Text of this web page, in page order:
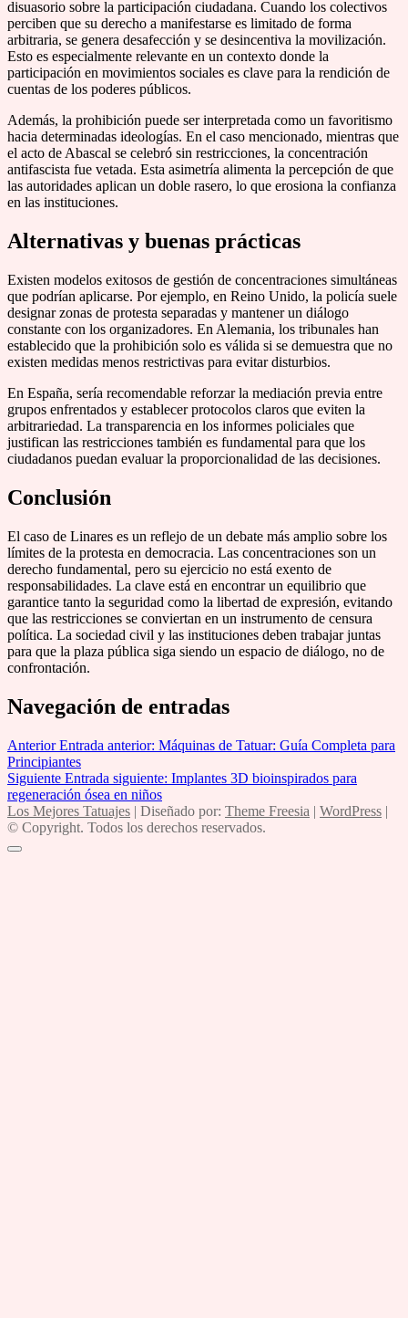
disuasorio sobre la participación ciudadana. Cuando los colectivos
perciben que su derecho a manifestarse es limitado de forma
arbitraria, se genera desafección y se desincentiva la movilización.
Esto es especialmente relevante en un contexto donde la
participación en movimientos sociales es clave para la rendición de
cuentas de los poderes públicos.
Además, la prohibición puede ser interpretada como un favoritismo
hacia determinadas ideologías. En el caso mencionado, mientras que
el acto de Abascal se celebró sin restricciones, la concentración
antifascista fue vetada. Esta asimetría alimenta la percepción de que
las autoridades aplican un doble rasero, lo que erosiona la confianza
en las instituciones.
Alternativas y buenas prácticas
Existen modelos exitosos de gestión de concentraciones simultáneas
que podrían aplicarse. Por ejemplo, en Reino Unido, la policía suele
designar zonas de protesta separadas y mantener un diálogo
constante con los organizadores. En Alemania, los tribunales han
establecido que la prohibición solo es válida si se demuestra que no
existen medidas menos restrictivas para evitar disturbios.
En España, sería recomendable reforzar la mediación previa entre
grupos enfrentados y establecer protocolos claros que eviten la
arbitrariedad. La transparencia en los informes policiales que
justifican las restricciones también es fundamental para que los
ciudadanos puedan evaluar la proporcionalidad de las decisiones.
Conclusión
El caso de Linares es un reflejo de un debate más amplio sobre los
límites de la protesta en democracia. Las concentraciones son un
derecho fundamental, pero su ejercicio no está exento de
responsabilidades. La clave está en encontrar un equilibrio que
garantice tanto la seguridad como la libertad de expresión, evitando
que las restricciones se conviertan en un instrumento de censura
política. La sociedad civil y las instituciones deben trabajar juntas
para que la plaza pública siga siendo un espacio de diálogo, no de
confrontación.
Navegación de entradas
Anterior Entrada anterior: Máquinas de Tatuar: Guía Completa para
Principiantes
Siguiente Entrada siguiente: Implantes 3D bioinspirados para
regeneración ósea en niños
Los Mejores Tatuajes | Diseñado por: Theme Freesia | WordPress |
© Copyright. Todos los derechos reservados.